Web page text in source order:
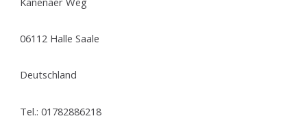
06112 Halle Saale
Deutschland
Tel.: 01782886218